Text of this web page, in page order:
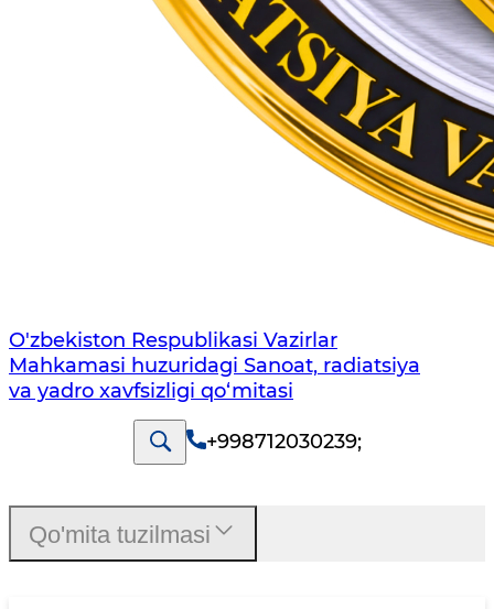
O'zbekiston Respublikasi Vazirlar
Mahkamasi huzuridagi Sanoat, radiatsiya
va yadro xavfsizligi qo‘mitasi
+998712030239;
Qo'mita tuzilmasi